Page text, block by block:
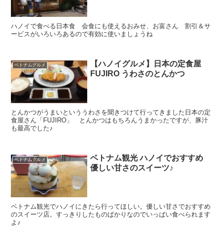
ハノイで食べる日本食 会食にも使えるおみせ、お富さん 割引＆サ
ービスがいろいろあるので有効に使いましょうね
ベトナムグルメ
【ハノイグルメ】日本の定食屋
FUJIRO うわさのとんかつ
とんかつがうまいといううわさを聞きつけて行ってきました日本の定
食屋さん「FUJIRO」 とんかつはもちろんうまかったですが、豚汁
も最高でした♪
ベトナムグルメ
ベトナム観光 ハノイでおすすめ
優しい甘さのスイーツ♪
ベトナム観光でハノイにきたら行ってほしい。優しい甘さでおすすめ
のスイーツ店。すっきりしたものばかりなのでいっぱい食べられます
よ♪